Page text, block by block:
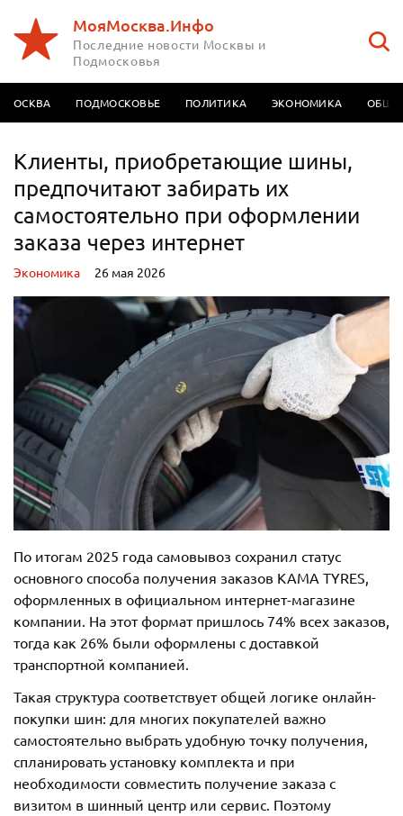
МояМосква.Инфо
Последние новости Москвы и
Подмосковья
МОСКВА ПОДМОСКОВЬЕ ПОЛИТИКА ЭКОНОМИКА
Клиенты, приобретающие шины,
предпочитают забирать их
самостоятельно при оформлении
заказа через интернет
Экономика 26 мая 2026
По итогам 2025 года самовывоз сохранил статус
основного способа получения заказов KAMA TYRES,
оформленных в официальном интернет-магазине
компании. На этот формат пришлось 74% всех заказов,
тогда как 26% были оформлены с доставкой
транспортной компанией.
Такая структура соответствует общей логике онлайн-
покупки шин: для многих покупателей важно
самостоятельно выбрать удобную точку получения,
спланировать установку комплекта и при
необходимости совместить получение заказа с
визитом в шинный центр или сервис. Поэтому